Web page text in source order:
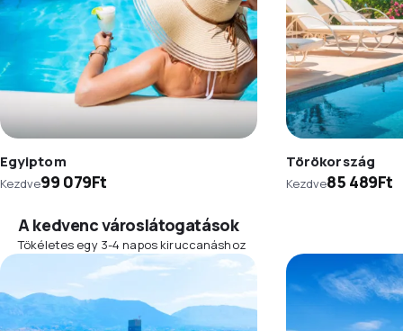
Egyiptom
Kezdve99 079Ft
Törökország
Kezdve85 489Ft
A kedvenc városlátogatások
Tökéletes egy 3-4 napos kiruccanáshoz